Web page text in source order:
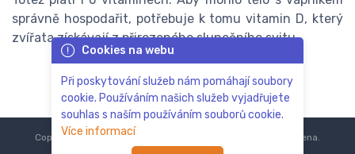
správně hospodařit, potřebuje k tomu vitamin D, který
zvířata získávají z přirozeného slunečního svitu.
Cookies na webu
Při poskytování služeb nám pomáhají soubory
cookie. Používáním našich služeb vyjadřujete
souhlas s naším používáním souborů cookie.
Více informací
Copyright © 2018-2024 Všechna práva vyhrazena.